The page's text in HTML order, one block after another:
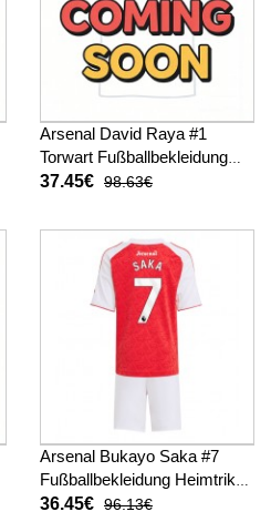
Arsenal David Raya #1
Torwart Fußballbekleidung
Auswärtstrikot Kinder 2025-
37.45€ 98.63€
Arsenal Bukayo Saka #7
Fußballbekleidung Heimtrikot
Kinder 2025-26 Kurzarm (+
36.45€ 96.13€